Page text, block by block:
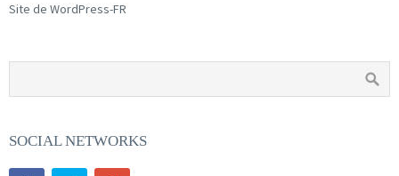
Site de WordPress-FR
SOCIAL NETWORKS